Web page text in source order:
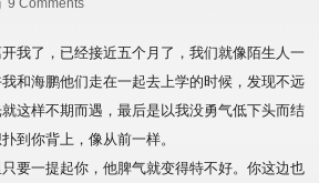
9 Comments
我了，已经接近五个月了，我们就像陌生人一
和海鹏他们走在一起去上学的时候，发现不远
这样不期而遇，最后是以我没勇气低下头而结
到你背上，像从前一样。
要一提起你，他脾气就变得特不好。你这边也